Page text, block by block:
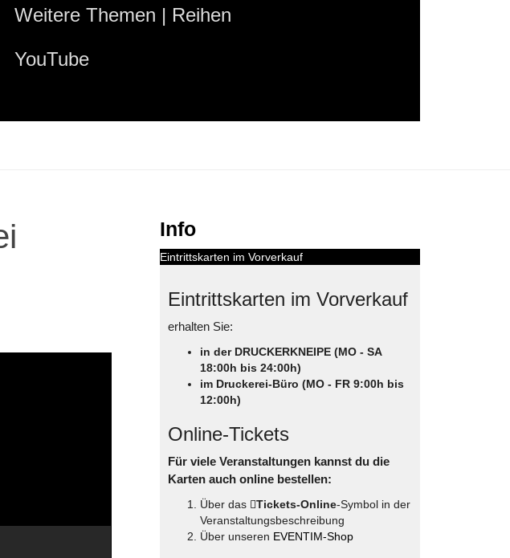
Weitere Themen | Reihen
YouTube
Info
Eintrittskarten im Vorverkauf
Eintrittskarten im Vorverkauf
erhalten Sie:
in der DRUCKERKNEIPE (MO - SA
18:00h bis 24:00h)
im Druckerei-Büro (MO - FR 9:00h bis
12:00h)
Online-Tickets
Für viele Veranstaltungen kannst du die
Karten auch online bestellen:
Über das Tickets-Online-Symbol in der
Veranstaltungsbeschreibung
Über unseren EVENTIM-Shop